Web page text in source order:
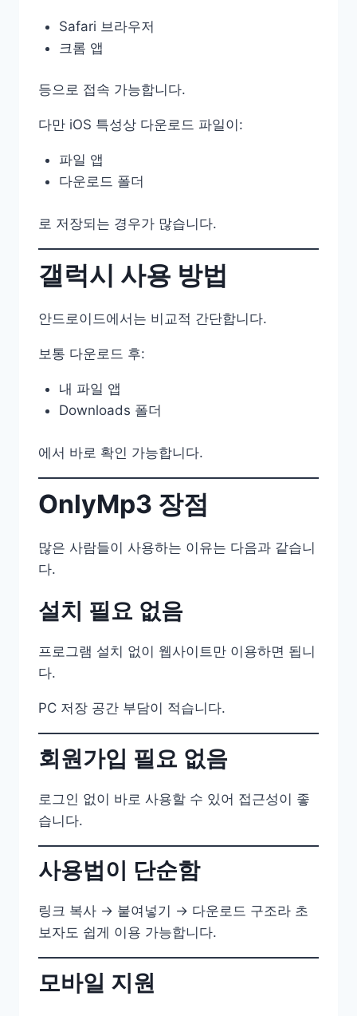
Safari 브라우저
크롬 앱
등으로 접속 가능합니다.
다만 iOS 특성상 다운로드 파일이:
파일 앱
다운로드 폴더
로 저장되는 경우가 많습니다.
갤럭시 사용 방법
안드로이드에서는 비교적 간단합니다.
보통 다운로드 후:
내 파일 앱
Downloads 폴더
에서 바로 확인 가능합니다.
OnlyMp3 장점
많은 사람들이 사용하는 이유는 다음과 같습니
다.
설치 필요 없음
프로그램 설치 없이 웹사이트만 이용하면 됩니
다.
PC 저장 공간 부담이 적습니다.
회원가입 필요 없음
로그인 없이 바로 사용할 수 있어 접근성이 좋
습니다.
사용법이 단순함
링크 복사 → 붙여넣기 → 다운로드 구조라 초
보자도 쉽게 이용 가능합니다.
모바일 지원